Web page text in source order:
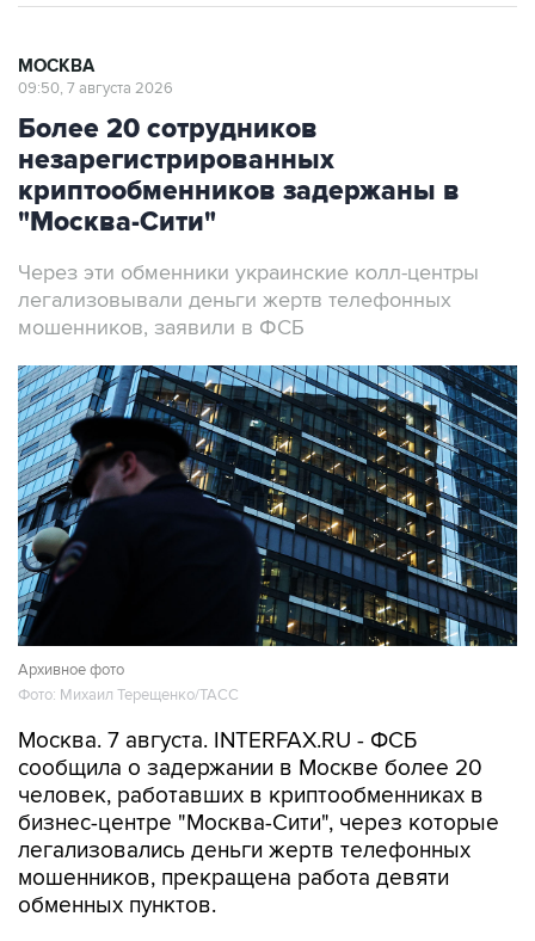
МОСКВА
09:50, 7 августа 2026
Более 20 сотрудников
незарегистрированных
криптообменников задержаны в
"Москва-Сити"
Через эти обменники украинские колл-центры
легализовывали деньги жертв телефонных
мошенников, заявили в ФСБ
Архивное фото
Фото: Михаил Терещенко/ТАСС
Москва. 7 августа. INTERFAX.RU - ФСБ
сообщила о задержании в Москве более 20
человек, работавших в криптообменниках в
бизнес-центре "Москва-Сити", через которые
легализовались деньги жертв телефонных
мошенников, прекращена работа девяти
обменных пунктов.